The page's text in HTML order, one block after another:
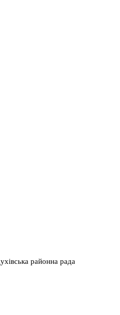
районна рада